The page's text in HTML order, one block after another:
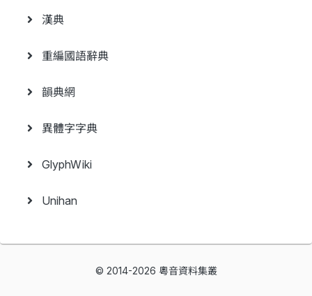
漢典
重編國語辭典
韻典網
異體字字典
GlyphWiki
Unihan
© 2014-2026 粵音資料集叢